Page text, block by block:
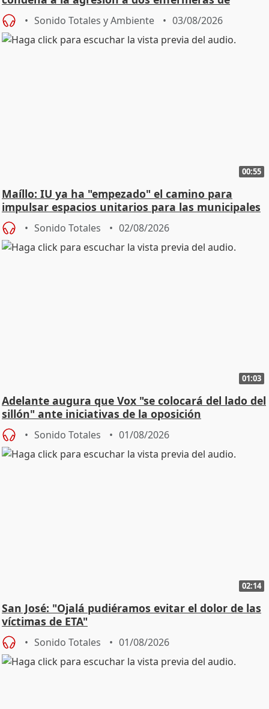
Urgencias
Sonido Totales y Ambiente 03/08/2026
00:55
Maíllo: IU ya ha "empezado" el camino para
impulsar espacios unitarios para las municipales
Sonido Totales 02/08/2026
01:03
Adelante augura que Vox "se colocará del lado del
sillón" ante iniciativas de la oposición
Sonido Totales 01/08/2026
02:14
San José: "Ojalá pudiéramos evitar el dolor de las
víctimas de ETA"
Sonido Totales 01/08/2026